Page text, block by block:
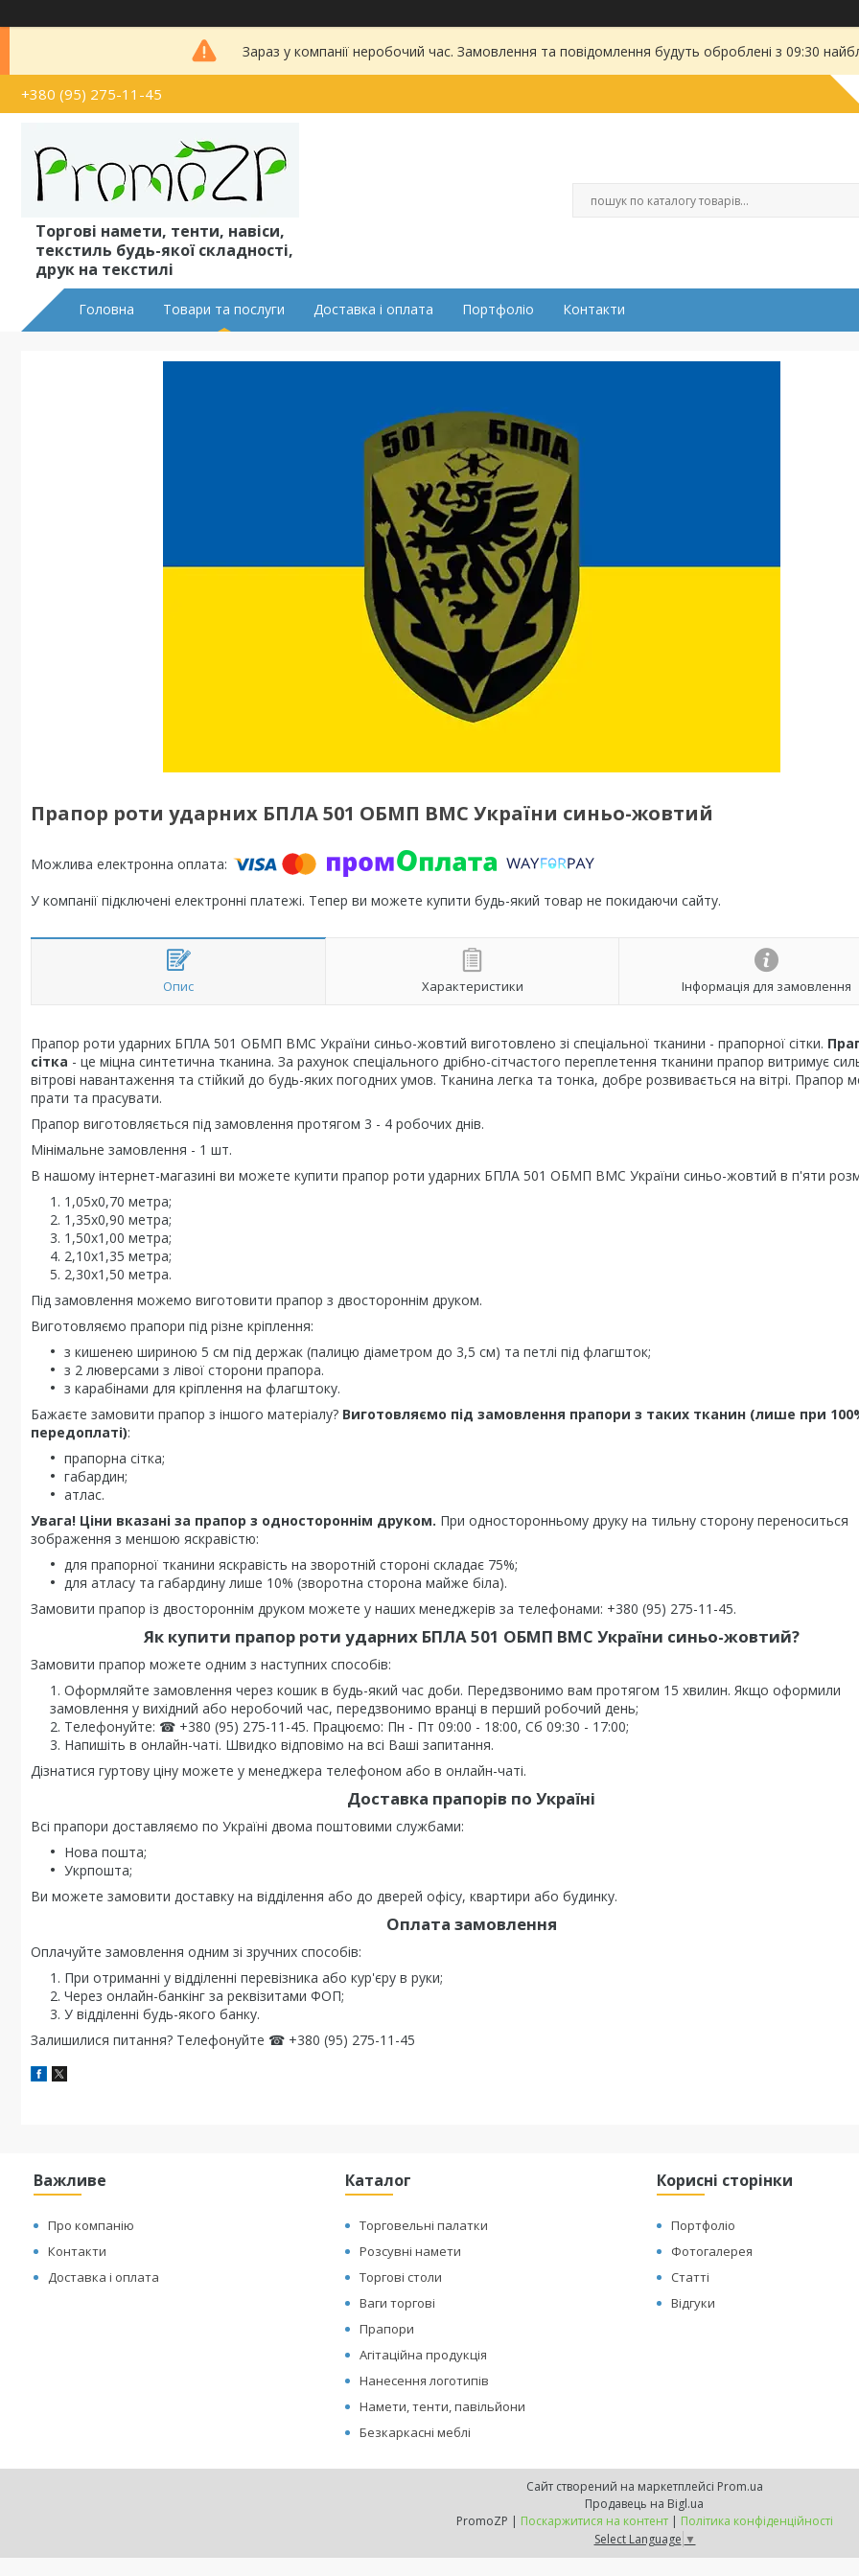
Зараз у компанії неробочий час. Замовлення та повідомлення будуть оброблені з 09:30
+380 (95) 275-11-45
Торгові намети, тенти, навіси,
текстиль будь-якої складності,
друк на текстилі
Головна Товари та послуги Доставка і оплата Портфоліо Контакти
Прапор роти ударних БПЛА 501 ОБМП ВМС України синьо-жовтий
У компанії підключені електронні платежі. Тепер ви можете купити будь-який товар не покидаючи сайту.
Опис Характеристики Інформація для замовлення
Прапор роти ударних БПЛА 501 ОБМП ВМС України синьо-жовтий виготовлено зі спеціальної тканини - прапорної сітки.
сітка - це міцна синтетична тканина. За рахунок спеціального дрібно-сітчастого переплетення тканини прапор витримує
вітрові навантаження та стійкий до будь-яких погодних умов. Тканина легка та тонка, добре розвивається на вітрі. Прапор
прати та прасувати.
Прапор виготовляється під замовлення протягом 3 - 4 робочих днів.
Мінімальне замовлення - 1 шт.
В нашому інтернет-магазині ви можете купити прапор роти ударних БПЛА 501 ОБМП ВМС України синьо-жовтий в п'яти
1,05х0,70 метра;
1,35х0,90 метра;
1,50х1,00 метра;
2,10х1,35 метра;
2,30х1,50 метра.
Під замовлення можемо виготовити прапор з двостороннім друком.
Виготовляємо прапори під різне кріплення:
з кишенею шириною 5 см під держак (палицю діаметром до 3,5 см) та петлі під флагшток;
з 2 люверсами з лівої сторони прапора.
з карабінами для кріплення на флагштоку.
Бажаєте замовити прапор з іншого матеріалу? Виготовляємо під замовлення прапори з таких тканин (лише при
передоплаті):
прапорна сітка;
габардин;
атлас.
Увага! Ціни вказані за прапор з одностороннім друком. При односторонньому друку на тильну сторону переноситься
зображення з меншою яскравістю:
для прапорної тканини яскравість на зворотній стороні складає 75%;
для атласу та габардину лише 10% (зворотна сторона майже біла).
Замовити прапор із двостороннім друком можете у наших менеджерів за телефонами: +380 (95) 275-11-45.
Як купити прапор роти ударних БПЛА 501 ОБМП ВМС України синьо-жовтий?
Замовити прапор можете одним з наступних способів:
Оформляйте замовлення через кошик в будь-який час доби. Передзвонимо вам протягом 15 хвилин. Якщо оформили
замовлення у вихідний або неробочий час, передзвонимо вранці в перший робочий день;
Телефонуйте: ☎ +380 (95) 275-11-45. Працюємо: Пн - Пт 09:00 - 18:00, Сб 09:30 - 17:00;
Напишіть в онлайн-чаті. Швидко відповімо на всі Ваші запитання.
Дізнатися гуртову ціну можете у менеджера телефоном або в онлайн-чаті.
Доставка прапорів по Україні
Всі прапори доставляємо по Україні двома поштовими службами:
Нова пошта;
Укрпошта;
Ви можете замовити доставку на відділення або до дверей офісу, квартири або будинку.
Оплата замовлення
Оплачуйте замовлення одним зі зручних способів:
При отриманні у відділенні перевізника або кур'єру в руки;
Через онлайн-банкінг за реквізитами ФОП;
У відділенні будь-якого банку.
Залишилися питання? Телефонуйте ☎ +380 (95) 275-11-45
Важливе
Про компанію
Контакти
Доставка і оплата
Каталог
Торговельні палатки
Розсувні намети
Торгові столи
Ваги торгові
Прапори
Агітаційна продукція
Нанесення логотипів
Намети, тенти, павільйони
Безкаркасні меблі
Корисні сторінки
Портфоліо
Фотогалерея
Статті
Відгуки
Сайт створений на маркетплейсі Prom.ua
Продавець на Bigl.ua
PromoZP | Поскаржитися на контент | Політика конфіденційності
Select Language ▼